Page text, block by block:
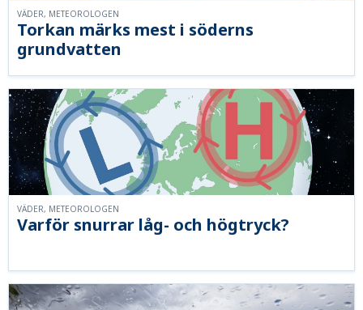
Torkan märks mest i söderns
grundvatten
VÄDER, METEOROLOGEN
Varför snurrar låg- och högtryck?
VÄDER, METEOROLOGEN